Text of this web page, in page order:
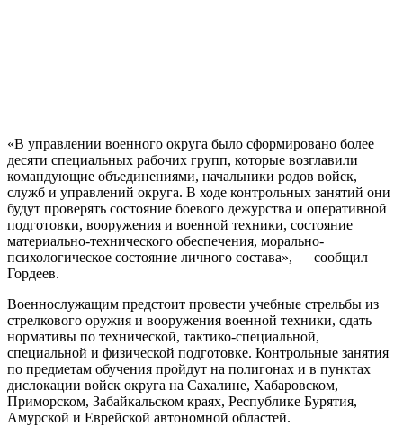
«В управлении военного округа было сформировано более
десяти специальных рабочих групп, которые возглавили
командующие объединениями, начальники родов войск,
служб и управлений округа. В ходе контрольных занятий они
будут проверять состояние боевого дежурства и оперативной
подготовки, вооружения и военной техники, состояние
материально-технического обеспечения, морально-
психологическое состояние личного состава», — сообщил
Гордеев.
Военнослужащим предстоит провести учебные стрельбы из
стрелкового оружия и вооружения военной техники, сдать
нормативы по технической, тактико-специальной,
специальной и физической подготовке. Контрольные занятия
по предметам обучения пройдут на полигонах и в пунктах
дислокации войск округа на Сахалине, Хабаровском,
Приморском, Забайкальском краях, Республике Бурятия,
Амурской и Еврейской автономной областей.